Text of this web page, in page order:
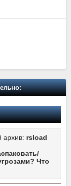
архив: rsload
Что